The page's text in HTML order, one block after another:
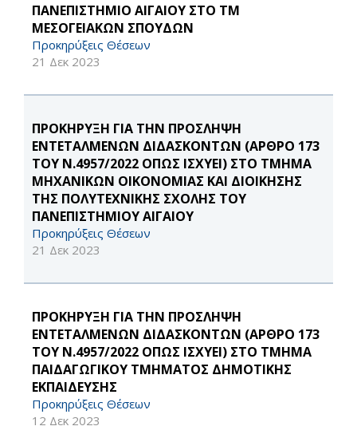
ΠΑΝΕΠΙΣΤΗΜΙΟ ΑΙΓΑΙΟΥ ΣΤΟ ΤΜ
ΜΕΣΟΓΕΙΑΚΩΝ ΣΠΟΥΔΩΝ
Προκηρύξεις Θέσεων
21 Δεκ 2023
ΠΡΟΚΗΡΥΞΗ ΓΙΑ ΤΗΝ ΠΡΟΣΛΗΨΗ
ΕΝΤΕΤΑΛΜΕΝΩΝ ΔΙΔΑΣΚΟΝΤΩΝ (ΑΡΘΡΟ 173
ΤΟΥ Ν.4957/2022 ΟΠΩΣ ΙΣΧΥΕΙ) ΣΤΟ ΤΜΗΜΑ
ΜΗΧΑΝΙΚΩΝ ΟΙΚΟΝΟΜΙΑΣ ΚΑΙ ΔΙΟΙΚΗΣΗΣ
ΤΗΣ ΠΟΛΥΤΕΧΝΙΚΗΣ ΣΧΟΛΗΣ ΤΟΥ
ΠΑΝΕΠΙΣΤΗΜΙΟΥ ΑΙΓΑΙΟΥ
Προκηρύξεις Θέσεων
21 Δεκ 2023
ΠΡΟΚΗΡΥΞΗ ΓΙΑ ΤΗΝ ΠΡΟΣΛΗΨΗ
ΕΝΤΕΤΑΛΜΕΝΩΝ ΔΙΔΑΣΚΟΝΤΩΝ (ΑΡΘΡΟ 173
ΤΟΥ Ν.4957/2022 ΟΠΩΣ ΙΣΧΥΕΙ) ΣΤΟ ΤΜΗΜΑ
ΠΑΙΔΑΓΩΓΙΚΟΥ ΤΜΗΜΑΤΟΣ ΔΗΜΟΤΙΚΗΣ
ΕΚΠΑΙΔΕΥΣΗΣ
Προκηρύξεις Θέσεων
12 Δεκ 2023